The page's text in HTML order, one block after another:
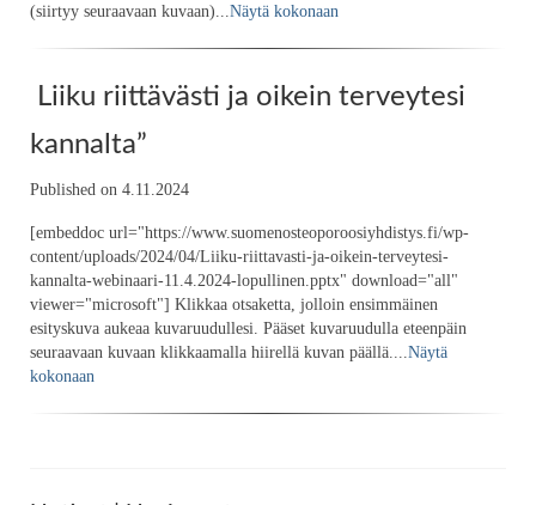
(siirtyy seuraavaan kuvaan)... Näytä kokonaan
Liiku riittävästi ja oikein terveytesi
kannalta”
Published on 4.11.2024
[embeddoc url="https://www.suomenosteoporoosiyhdistys.fi/wp-
content/uploads/2024/04/Liiku-riittavasti-ja-oikein-terveytesi-
kannalta-webinaari-11.4.2024-lopullinen.pptx" download="all"
viewer="microsoft"] Klikkaa otsaketta, jolloin ensimmäinen
esityskuva aukeaa kuvaruudullesi. Pääset kuvaruudulla eteenpäin
seuraavaan kuvaan klikkaamalla hiirellä kuvan päällä.... Näytä
kokonaan